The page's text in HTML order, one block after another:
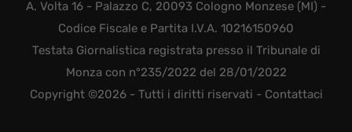
A. Volta 16 - Palazzo C, 20093 Cologno Monzese (MI) -
Codice Fiscale e Partita I.V.A. 10216150960
Testata Giornalistica registrata presso il Tribunale di
Monza con n°235/2022 del 28/01/2022
Copyright ©2026 - Tutti i diritti riservati - Contattaci